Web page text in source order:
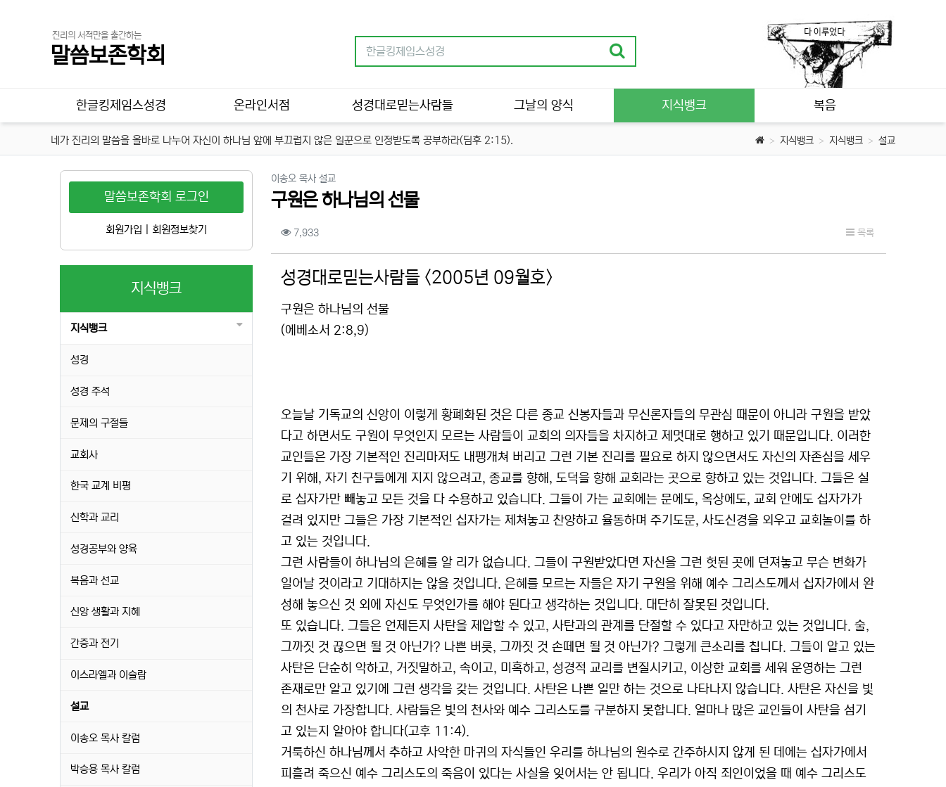
진리의 서적만을 출간하는
말씀보존학회
한글킹제임스성경 온라인서점 성경대로믿는사람들 그날의 양식 지식뱅크 복음
네가 진리의 말씀을 올바로 나누어 자신이 하나님 앞에 부끄럽지 않은 일꾼으로 인정받도록 공부하라(딤후 2:15). 지식뱅크 지식뱅크 설교
이송오 목사 설교
구원은 하나님의 선물
컨텐츠 정보
7,933조회 목록
성경대로믿는사람들 <2005년 09월호>
구원은 하나님의 선물
(에베소서 2:8,9)
오늘날 기독교의 신앙이 이렇게 황폐화된 것은 다른 종교 신봉자들과 무신론자들의 무관심 때문이 아니라 구원을 받았
다고 하면서도 구원이 무엇인지 모르는 사람들이 교회의 의자들을 차지하고 제멋대로 행하고 있기 때문입니다. 이러한
교인들은 가장 기본적인 진리마저도 내팽개쳐 버리고 그런 기본 진리를 필요로 하지 않으면서도 자신의 자존심을 세우
기 위해, 자기 친구들에게 지지 않으려고, 종교를 향해, 도덕을 향해 교회라는 곳으로 향하고 있는 것입니다. 그들은 실
로 십자가만 빼놓고 모든 것을 다 수용하고 있습니다. 그들이 가는 교회에는 문에도, 옥상에도, 교회 안에도 십자가가
걸려 있지만 그들은 가장 기본적인 십자가는 제쳐놓고 찬양하고 율동하며 주기도문, 사도신경을 외우고 교회놀이를 하
고 있는 것입니다.
그런 사람들이 하나님의 은혜를 알 리가 없습니다. 그들이 구원받았다면 자신을 그런 헛된 곳에 던져놓고 무슨 변화가
일어날 것이라고 기대하지는 않을 것입니다. 은혜를 모르는 자들은 자기 구원을 위해 예수 그리스도께서 십자가에서 완
성해 놓으신 것 외에 자신도 무엇인가를 해야 된다고 생각하는 것입니다. 대단히 잘못된 것입니다.
또 있습니다. 그들은 언제든지 사탄을 제압할 수 있고, 사탄과의 관계를 단절할 수 있다고 자만하고 있는 것입니다. 술,
그까짓 것 끊으면 될 것 아닌가? 나쁜 버릇, 그까짓 것 손떼면 될 것 아닌가? 그렇게 큰소리를 칩니다. 그들이 알고 있는
사탄은 단순히 악하고, 거짓말하고, 속이고, 미혹하고, 성경적 교리를 변질시키고, 이상한 교회를 세워 운영하는 그런
존재로만 알고 있기에 그런 생각을 갖는 것입니다. 사탄은 나쁜 일만 하는 것으로 나타나지 않습니다. 사탄은 자신을 빛
의 천사로 가장합니다. 사람들은 빛의 천사와 예수 그리스도를 구분하지 못합니다. 얼마나 많은 교인들이 사탄을 섬기
고 있는지 알아야 합니다(고후 11:4).
거룩하신 하나님께서 추하고 사악한 마귀의 자식들인 우리를 하나님의 원수로 간주하시지 않게 된 데에는 십자가에서
피흘려 죽으신 예수 그리스도의 죽음이 있다는 사실을 잊어서는 안 됩니다. 우리가 아직 죄인이었을 때 예수 그리스도
말씀보존학회 로그인
회원가입 회원정보찾기
지식뱅크
지식뱅크
성경
성경 주석
문제의 구절들
교회사
한국 교계 비평
신학과 교리
성경공부와 양육
복음과 선교
신앙 생활과 지혜
간증과 전기
이스라엘과 이슬람
설교
이송오 목사 칼럼
박승용 목사 칼럼